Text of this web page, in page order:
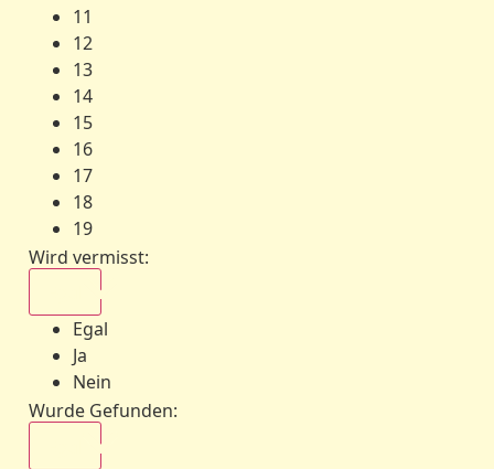
11
12
13
14
15
16
17
18
19
Wird vermisst:
Egal
Ja
Nein
Wurde Gefunden: